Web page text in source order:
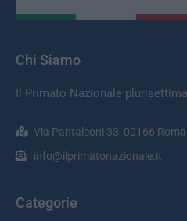
Chi Siamo
Il Primato Nazionale
Via Pantaleoni 33, 00166 Roma.
info@ilprimatonazionale.it
Categorie